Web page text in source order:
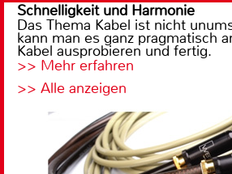
Schnelligkeit und Harmonie
Das Thema Kabel ist nicht
kann man es ganz pragmatisch
Kabel ausprobieren und fertig.
>> Mehr erfahren
>> Alle anzeigen